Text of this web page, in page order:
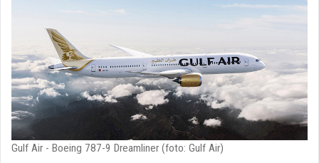
Gulf Air - Boeing 787-9 Dreamliner (foto: Gulf Air)